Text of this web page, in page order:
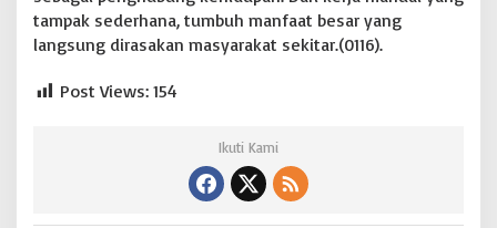
i
tampak sederhana, tumbuh manfaat besar yang
langsung dirasakan masyarakat sekitar.(0116).
Post Views: 154
Ikuti Kami